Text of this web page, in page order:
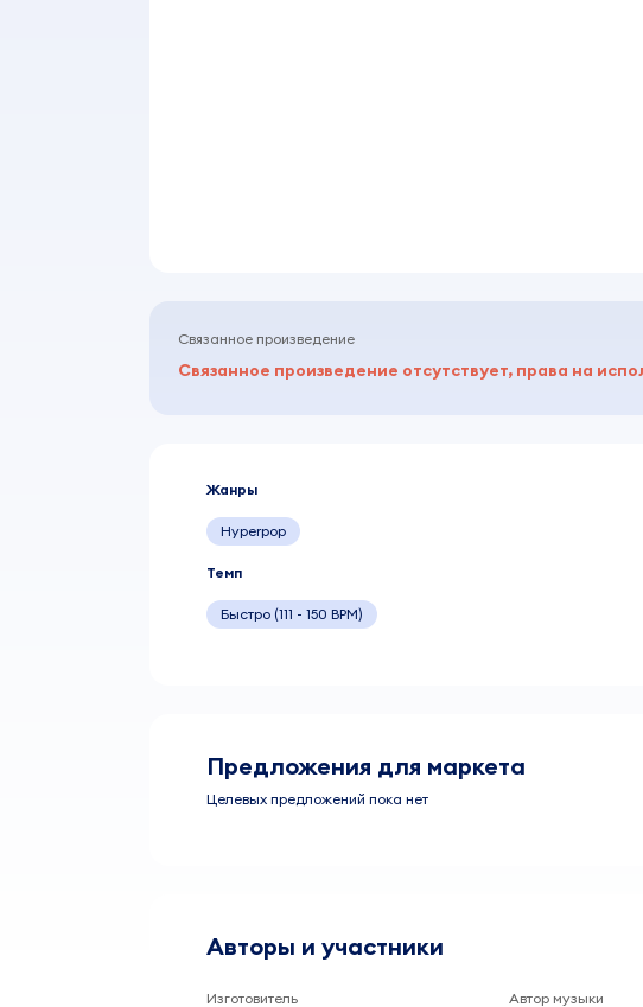
Связанное произведение
Связанное произведение отсутствует, права на
Жанры
Hyperpop
Темп
Быстро (111 - 150 BPM)
Предложения для маркета
Целевых предложений пока нет
Авторы и участники
Изготовитель Автор музыки